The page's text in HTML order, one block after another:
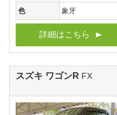
色 象牙
詳細はこちら
スズキ ワゴンR FX